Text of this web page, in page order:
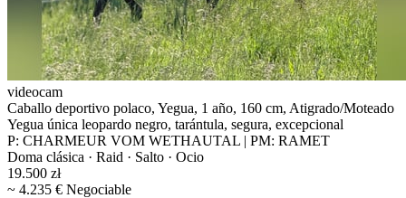
videocam
Caballo deportivo polaco, Yegua, 1 año, 160 cm, Atigrado/Moteado
Yegua única leopardo negro, tarántula, segura, excepcional
P: CHARMEUR VOM WETHAUTAL | PM: RAMET
Doma clásica · Raid · Salto · Ocio
19.500 zł
~ 4.235 € Negociable